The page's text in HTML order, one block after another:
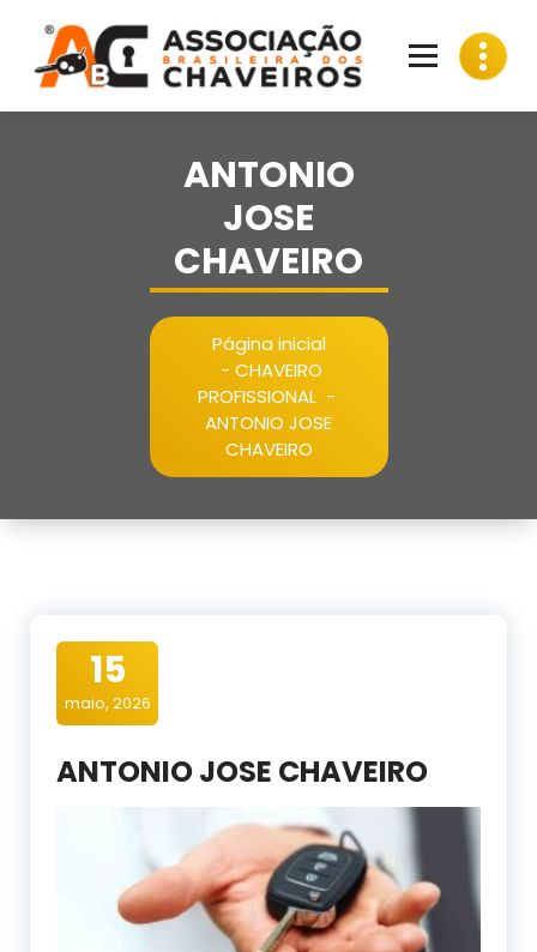
conteúdo
ANTONIO
JOSE
CHAVEIRO
Página inicial
- CHAVEIRO
PROFISSIONAL-
ANTONIO JOSE
CHAVEIRO
15
maio, 2026
ANTONIO JOSE CHAVEIRO